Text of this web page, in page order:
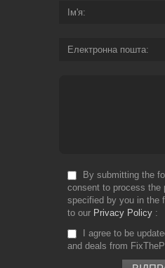
Ім'я
Електронна пошта
By submitting the
consent to process the
specified by you in the
to our Privacy Policy
I agree to be
and deals from